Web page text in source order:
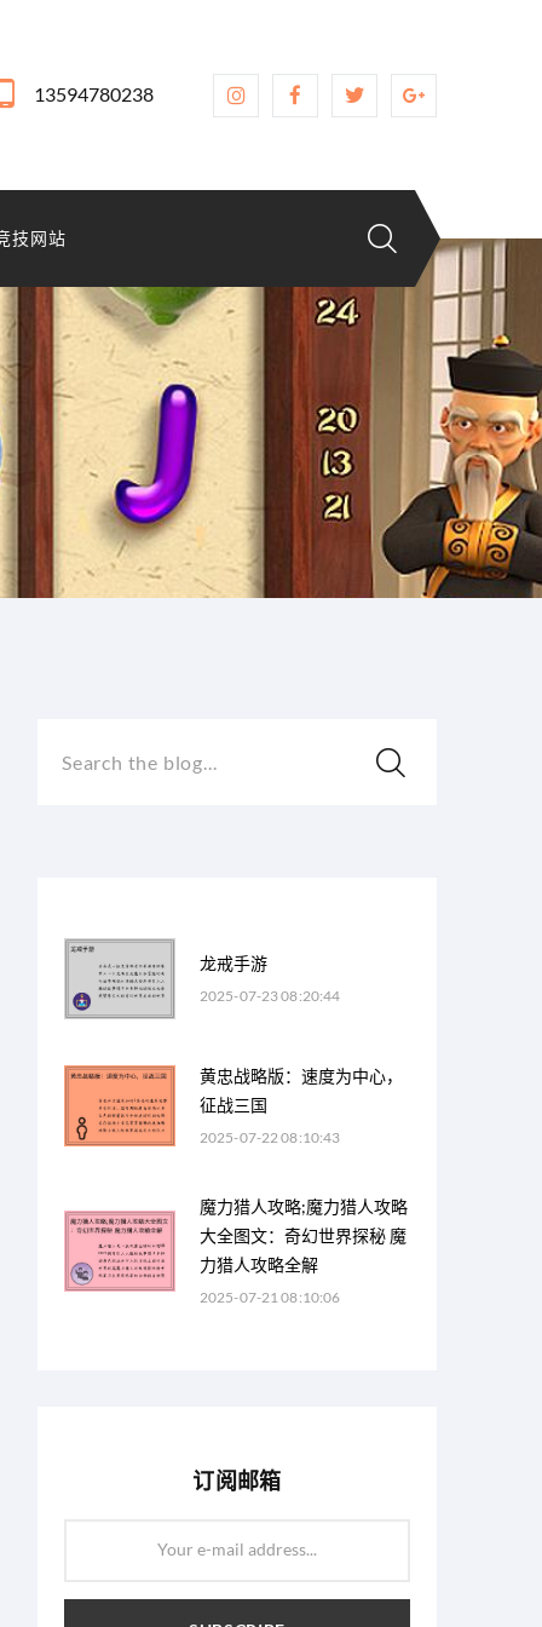
13594780238
技网站
Search the blog...
龙戒手游
2025-07-23 08:20:44
黄忠战略版：速度为中心，
征战三国
2025-07-22 08:10:43
魔力猎人攻略;魔力猎人攻略
大全图文：奇幻世界探秘 魔
力猎人攻略全解
2025-07-21 08:10:06
订阅邮箱
Your e-mail address...